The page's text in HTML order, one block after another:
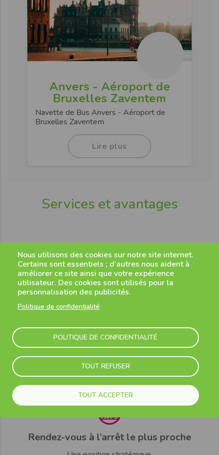
Nous utilisons des cookies sur notre site internet.
Certains sont essentiels ; d’autres nous aident à
améliorer ce site ainsi que votre expérience
utilisateur. Des cookies sont utilisés pour la
personnalisation des publicités.
Politique de confidentialité
POLITIQUE DE CONFIDENTIALITÉ
TOUT REFUSER
TOUT ACCEPTER
Anvers - Aéroport de
Bruxelles Zaventem
Navette de Bus Anvers - Aéroport de
Bruxelles Zaventem
Lire plus
Services et avantages
Restez connecté avec le Wi-Fi à bord
Rechargez votre téléphone.
Un bel espace pour vos jambes
De la place supplémentaire disponible pour les gros
bagages.
Rendez-vous à l’arrêt le plus proche